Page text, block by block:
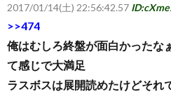
2017/01/14(土) 22:56:42.57
>>474
俺はむしろ終盤が面白かったな
て感じで大満足
ラスボスは展開読めたけどそれ